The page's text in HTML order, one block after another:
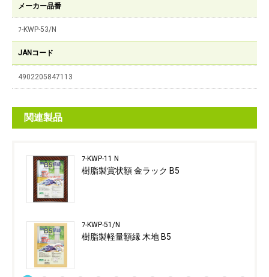
メーカー品番
ﾌ-KWP-53/N
JANコード
4902205847113
関連製品
ﾌ-KWP-11 N
樹脂製賞状額 金ラック B5
ﾌ-KWP-51/N
樹脂製軽量額縁 木地 B5